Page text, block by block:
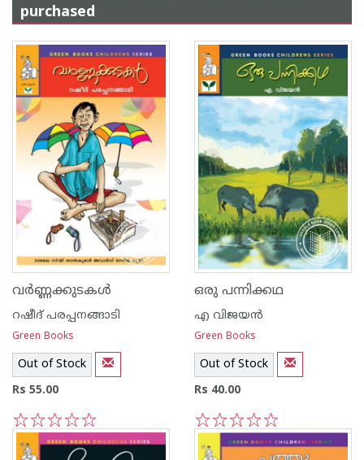
purchased
വര്‍ണ്ണക്കുടകള്‍
റഷീദ് പരപ്പനങ്ങാ‍ടി
Green Books
Out of Stock
Rs 55.00
5
4
3
2
1
ഒരു പന്നിക്കഥ
എ വിജയന്‍
Green Books
Out of Stock
Rs 40.00
5
4
3
2
1